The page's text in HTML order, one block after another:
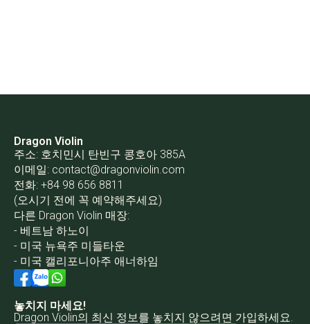
Dragon Violin
주소: 호치민시 탄빈구 콩호아 385A
이메일: contact@dragonviolin.com
전화: +84 98 656 8811
(오시기 전에 꼭 예약해주세요)
다른 Dragon Violin 매장:
- 베트남 하노이
- 미국 뉴욕주 미들타운
- 미국 캘리포니아주 애너하임
놓치지 마세요!
Dragon Violin의 최신 정보를 놓치지 않으려면 가입하세요.